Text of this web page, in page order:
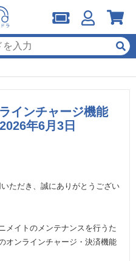
インチャージ機能
年6月3日
ただき、誠にありがとうござい
メイトのメンテナンスを行うた
オンラインチャージ・決済機能